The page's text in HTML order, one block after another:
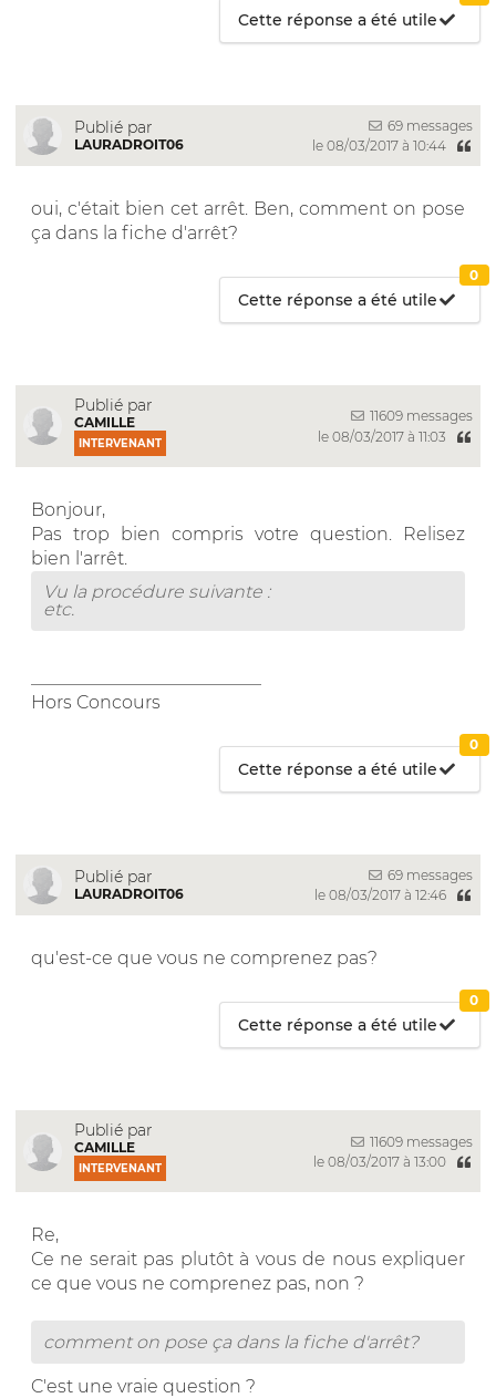
Cette réponse a été utile
Publié par
LAURADROIT06
69 messages
le 08/03/2017 à 10:44
oui, c'était bien cet arrêt. Ben, comment on pose
ça dans la fiche d'arrêt?
Cette réponse a été utile
0
Publié par
CAMILLE
INTERVENANT
11609 messages
le 08/03/2017 à 11:03
Bonjour,
Pas trop bien compris votre question. Relisez
bien l'arrêt.
Vu la procédure suivante :
etc.
Hors Concours
Cette réponse a été utile
0
Publié par
LAURADROIT06
69 messages
le 08/03/2017 à 12:46
qu'est-ce que vous ne comprenez pas?
Cette réponse a été utile
0
Publié par
CAMILLE
INTERVENANT
11609 messages
le 08/03/2017 à 13:00
Re,
Ce ne serait pas plutôt à vous de nous expliquer
ce que vous ne comprenez pas, non ?
comment on pose ça dans la fiche d'arrêt?
C'est une vraie question ?